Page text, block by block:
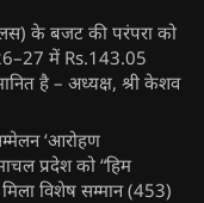
के बजट की परंपरा को
में Rs.143.05
है – अध्यक्ष, श्री केशव
‘आरोहण
प्रदेश को “हिम
विशेष सम्मान (453)